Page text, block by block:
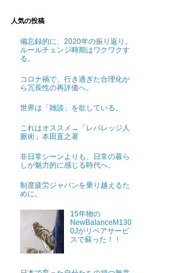
人気の投稿
備忘録的に、2020年の振り返り。
ルールチェンジ時期はワクワクす
る。
コロナ禍で、行き過ぎた合理化か
ら冗長性の再評価へ。
世界は「雑談」を欲している。
これはオススメ→「レバレッジ人
脈術」本田直之著
非日常シーンよりも、日常の暮ら
しが魅力的に感じる時代へ。
制度疲労ジャパンを乗り越えるた
めに。
15年物の
NewBalanceM130
0Jがリペアサービ
スで蘇った！！